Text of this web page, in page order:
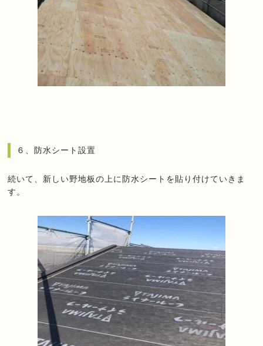
６、防水シート設置
続いて、新しい野地板の上に防水シートを貼り付けていきま
す。